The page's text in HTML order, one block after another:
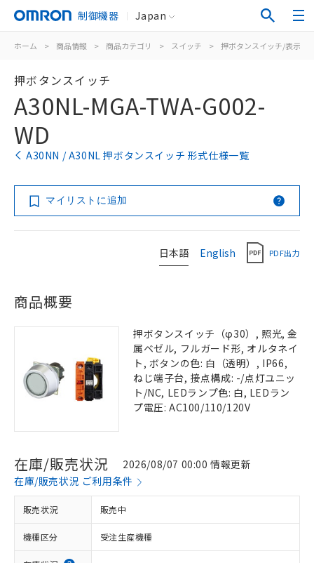
制御機器 Japan
ホーム > 商品情報 > 商品カテゴリ > スイッチ > 押ボタンスイッチ/表示灯
押ボタンスイッチ
A30NL-MGA-TWA-G002-
WD
A30NN / A30NL 押ボタンスイッチ 形式仕様一覧
マイリストに追加
日本語 English PDF出力
商品概要
押ボタンスイッチ（φ30）, 照光, 金
属ベゼル, フルガード形, オルタネイ
ト, ボタンの色: 白（透明）, IP66,
ねじ端子台, 接点構成: -/点灯ユニッ
ト/NC, LEDランプ色: 白, LEDラン
プ電圧: AC100/110/120V
在庫/販売状況
2026/08/07 00:00 情報更新
在庫/販売状況 ご利用条件
販売状況 販売中
機種区分 受注生産機種